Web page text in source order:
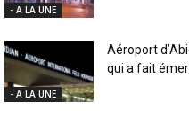
- A LA UNE
- A LA UNE
Aéroport
qui a fait